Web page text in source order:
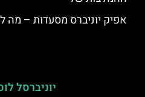
אפיק יוניברס מסעדות – מה
יוניברסל